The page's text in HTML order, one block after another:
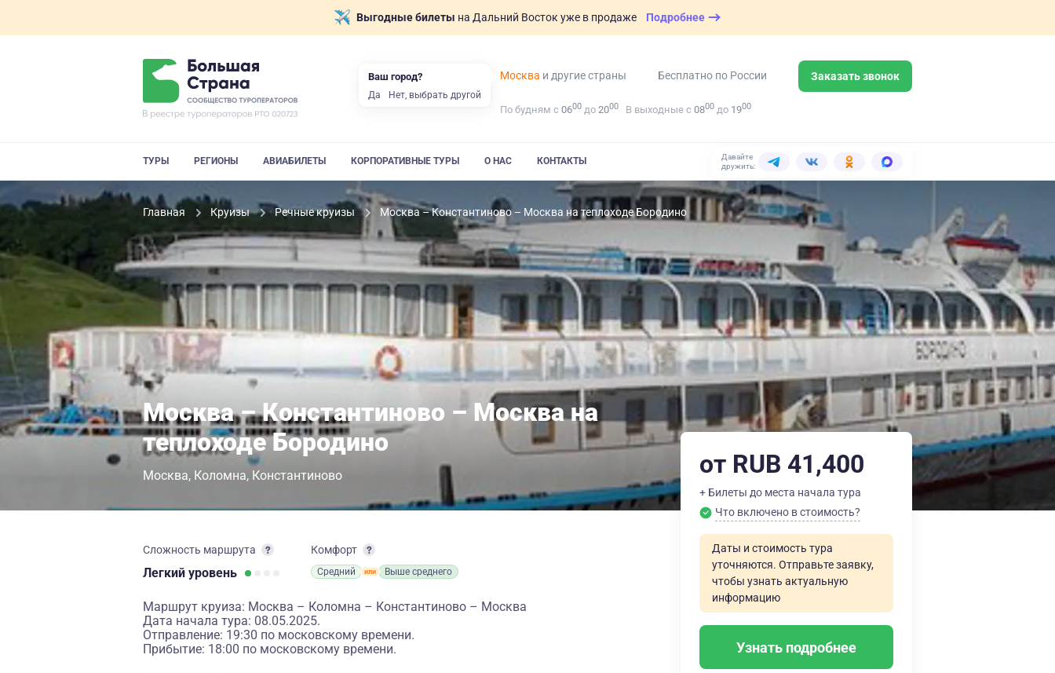
Выгодные билеты на Дальний Восток уже в продаже Подробнее
Москва и другие страны Бесплатно по России Заказать звонок
По будням с 0600 до 2000 В выходные с 0800 до 1900
ТУРЫ РЕГИОНЫ АВИАБИЛЕТЫ КОРПОРАТИВНЫЕ ТУРЫ О НАС КОНТАКТЫ
Давайте
дружить:
Главная Круизы Речные круизы Москва – Константиново – Москва на теплоходе Бородино
Москва – Константиново – Москва на
теплоходе Бородино
Москва Коломна Константиново
Сложность маршрута
Легкий уровень
Комфорт
Средний Выше среднего
Маршрут круиза: Москва – Коломна – Константиново – Москва
Дата начала тура: 08.05.2025.
Отправление: 19:30 по московскому времени.
Прибытие: 18:00 по московскому времени.
от RUB 41,400
+ Билеты до места начала тура
Что включено в стоимость?
Даты и стоимость тура
уточняются. Отправьте заявку,
чтобы узнать актуальную
информацию
Узнать подробнее
Ваш город?
Да Нет, выбрать другой